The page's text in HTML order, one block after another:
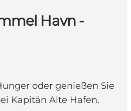
Havn -
oder genießen Sie
Kapitän Alte Hafen.